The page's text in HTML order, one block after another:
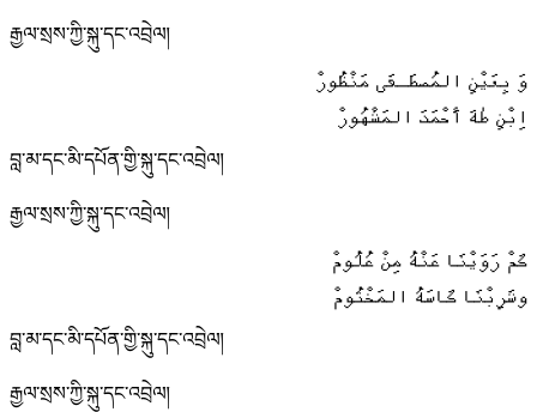
རྒྱལ་སྲས་ཀྱི་སྐུ་དང་འབྲེལ།
وَ بِعَيْنِ المُصطَـفَى مَنْظُورْ
اِبْنِ طٰهَ أَحْمَدَ المَشْهُورْ
བླ་མ་དང་མི་དཔོན་གྱི་སྐུ་དང་འབྲེལ།
རྒྱལ་སྲས་ཀྱི་སྐུ་དང་འབྲེལ།
كَمْ رَوَيْنَا عَنْهُ مِنْ عُلُومْ
وشَرِبْنَا كَاسَهُ المَخْتُومْ
བླ་མ་དང་མི་དཔོན་གྱི་སྐུ་དང་འབྲེལ།
རྒྱལ་སྲས་ཀྱི་སྐུ་དང་འབྲེལ།